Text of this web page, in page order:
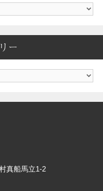
ー
真船馬立1-2